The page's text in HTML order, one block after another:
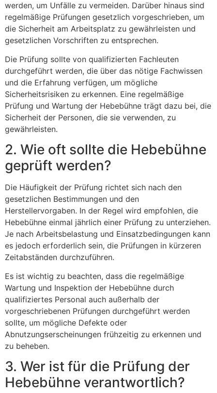
werden, um Unfälle zu vermeiden. Darüber hinaus sind
regelmäßige Prüfungen gesetzlich vorgeschrieben, um
die Sicherheit am Arbeitsplatz zu gewährleisten und
gesetzlichen Vorschriften zu entsprechen.
Die Prüfung sollte von qualifizierten Fachleuten
durchgeführt werden, die über das nötige Fachwissen
und die Erfahrung verfügen, um mögliche
Sicherheitsrisiken zu erkennen. Eine regelmäßige
Prüfung und Wartung der Hebebühne trägt dazu bei, die
Sicherheit der Personen, die sie verwenden, zu
gewährleisten.
2. Wie oft sollte die Hebebühne
geprüft werden?
Die Häufigkeit der Prüfung richtet sich nach den
gesetzlichen Bestimmungen und den
Herstellervorgaben. In der Regel wird empfohlen, die
Hebebühne einmal jährlich einer Prüfung zu unterziehen.
Je nach Arbeitsbelastung und Einsatzbedingungen kann
es jedoch erforderlich sein, die Prüfungen in kürzeren
Zeitabständen durchzuführen.
Es ist wichtig zu beachten, dass die regelmäßige
Wartung und Inspektion der Hebebühne durch
qualifiziertes Personal auch außerhalb der
vorgeschriebenen Prüfungen durchgeführt werden
sollte, um mögliche Defekte oder
Abnutzungserscheinungen frühzeitig zu erkennen und
zu beheben.
3. Wer ist für die Prüfung der
Hebebühne verantwortlich?